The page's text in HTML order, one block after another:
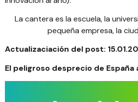
La cantera es la escuela, la
pequeña empresa, la
Actualizaciación del post:
El peligroso desprecio de España